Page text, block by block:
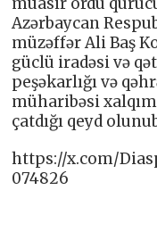
Azərbaycan
müzəffər Ali Baş
güclü iradəsi və
peşəkarlığı və
müharibəsi
çatdığı qeyd
https://x.com/
074826